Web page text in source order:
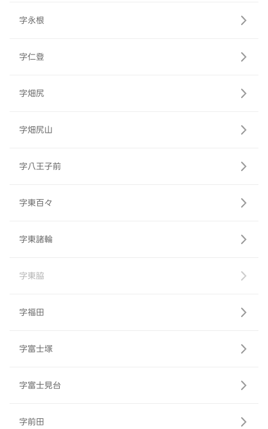
字永根
字仁登
字畑尻
字畑尻山
字八王子前
字東百々
字東諸輪
字東脇
字福田
字富士塚
字富士見台
字前田